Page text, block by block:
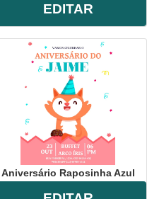
EDITAR
Aniversário Raposinha Azul